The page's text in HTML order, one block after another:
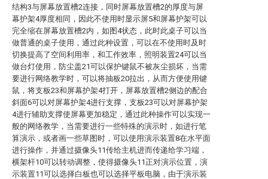
结构3与屏幕放置槽2连接，同时屏幕放置槽2的厚度与屏
幕护架4厚度相同，因此不使用时显示屏5和屏幕护架可以
完全缩在屏幕放置槽2内，如图4状态，此时此桌子可以当
做普通的桌子使用，通过此种设置，可以在不使用时及时
切换提高了空间利用率，和工作效率，照明装置24可以当
做台灯使用，防尘盖21可以保护键鼠不被灰尘损坏，当需
要进行网络教学时，可以将抽板20拉出，从而方便使用键
鼠，将支板23和屏幕护架4打开，屏幕放置槽2侧边的配合
斜面6可以对屏幕护架4进行支撑，支板23可以对屏幕护架
4进行辅助支撑使屏幕更加稳定，通过此种操作可以实现一
般的网络教学，当需要进行一些特殊的演示时，如进行笔
算演示，或者画一些草图时，可以使用演示装置8在水平面
进行操作，并通过摄像头11传给主机进而传递给学习端，
横架杆10可以转动调整，使得摄像头11正对演示位置，演
示装置11可以选择白板也可以选择平板电脑，由于演示装